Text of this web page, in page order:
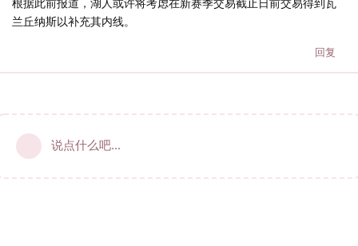
兰丘纳斯以补充其内线。
回复
说点什么吧...